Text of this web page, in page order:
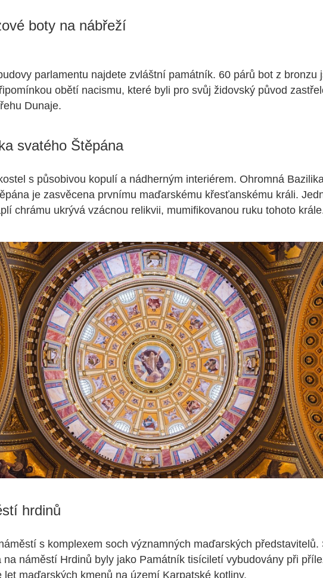
boty na nábřeží
parlamentu najdete zvláštní památník. 60 párů bot z bronzu
obětí nacismu, které byli pro svůj židovský původ
Dunaje.
svatého Štěpána
s působivou kopulí a nádherným interiérem. Ohromná
je zasvěcena prvnímu maďarskému křesťanskému králi.
chrámu ukrývá vzácnou relikvii, mumifikovanou ruku tohoto
hrdinů
s komplexem soch významných maďarských představitelů.
na náměstí Hrdinů byly jako Památník tisíciletí vybudovány při
let maďarských kmenů na území Karpatské kotliny.